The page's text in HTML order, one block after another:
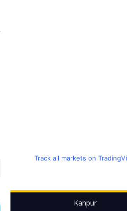
Track all markets on
Kanpur